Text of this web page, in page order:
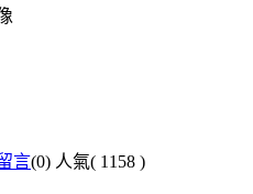
言(0) 人氣( 1158 )